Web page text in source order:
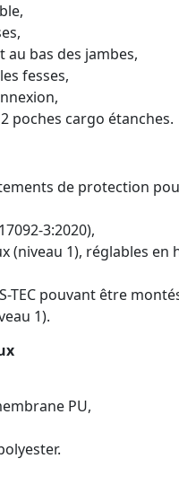
au bas des jambes,
fesses,
poches cargo étanches.
de protection
3:2020),
(niveau 1), réglables en
TEC pouvant être
1).
PU,